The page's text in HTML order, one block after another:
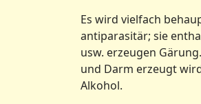
Es wird vielfach
antiparasitär; sie
usw. erzeugen
und Darm erzeugt
Alkohol.